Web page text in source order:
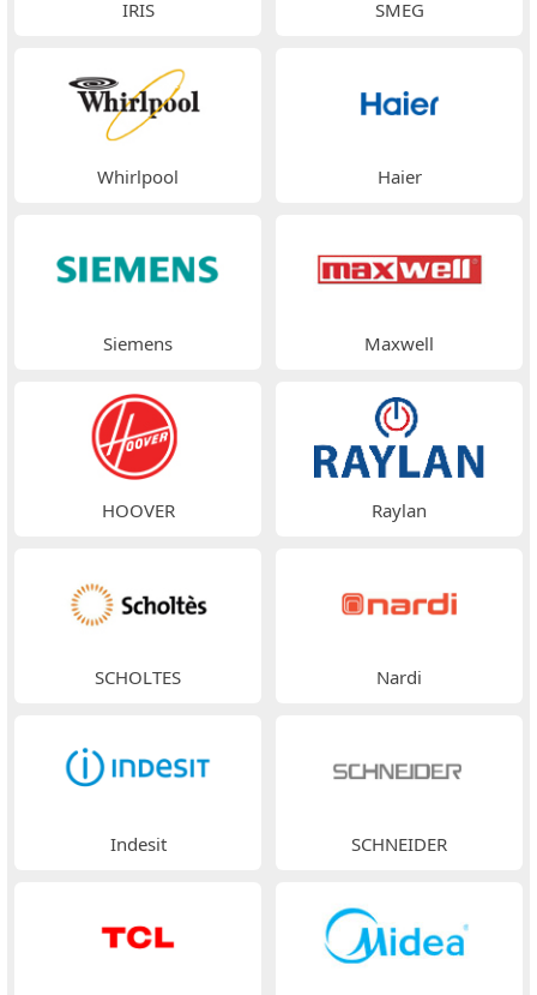
IRIS SMEG
Whirlpool Haier
Siemens Maxwell
HOOVER Raylan
SCHOLTES Nardi
Indesit SCHNEIDER